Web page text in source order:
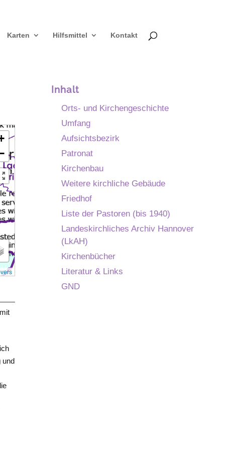
Karten Hilfsmittel Kontakt
und
Inhalt
Orts- und Kirchengeschichte
Umfang
Aufsichtsbezirk
Patronat
Kirchenbau
Weitere kirchliche Gebäude
Friedhof
Liste der Pastoren (bis 1940)
Landeskirchliches Archiv Hannover
(LkAH)
Kirchenbücher
Literatur & Links
GND